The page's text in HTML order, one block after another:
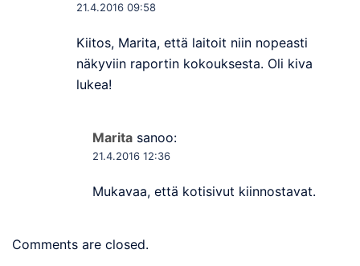
21.4.2016 09:58
Kiitos, Marita, että laitoit niin nopeasti
näkyviin raportin kokouksesta. Oli kiva
lukea!
Marita sanoo:
21.4.2016 12:36
Mukavaa, että kotisivut kiinnostavat.
Comments are closed.